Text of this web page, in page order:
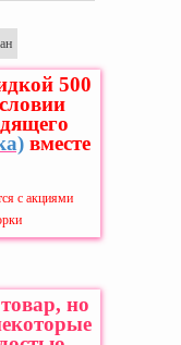
500
вместе
с акциями
но